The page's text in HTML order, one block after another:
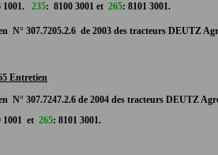
1001. 235: 8100 3001 et 265: 8101 3001.
N° 307.7205.2.6 de 2003 des tracteurs DEUTZ
Entretien
N° 307.7247.2.6 de 2004 des tracteurs DEUTZ
1001 et 265: 8101 3001.